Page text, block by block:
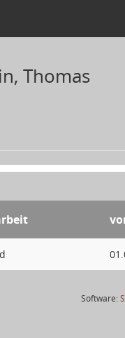
Thomas
Software: